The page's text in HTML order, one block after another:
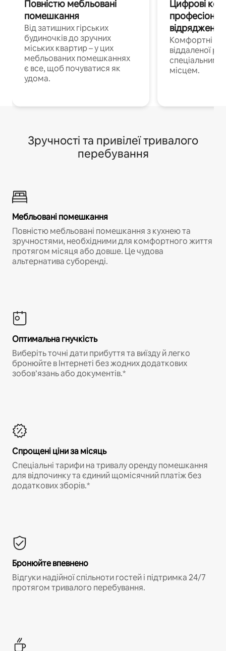
Повністю мебльовані
помешкання
Від затишних гірських
будиночків до зручних
міських квартир – у цих
мебльованих помешканнях
є все, щоб почуватися як
удома.
Цифрові
Комфортні
віддаленої
спеціальним
місцем.
Зручності та привілеї тривалого
перебування
Мебльовані помешкання
Повністю мебльовані помешкання з кухнею та
зручностями, необхідними для комфортного життя
протягом місяця або довше. Це чудова
альтернатива суборенді.
Оптимальна гнучкість
Виберіть точні дати прибуття та виїзду й легко
бронюйте в Інтернеті без жодних додаткових
зобов’язань або документів.*
Спрощені ціни за місяць
Спеціальні тарифи на тривалу оренду помешкання
для відпочинку та єдиний щомісячний платіж без
додаткових зборів.*
Бронюйте впевнено
Відгуки надійної спільноти гостей і підтримка 24/7
протягом тривалого перебування.